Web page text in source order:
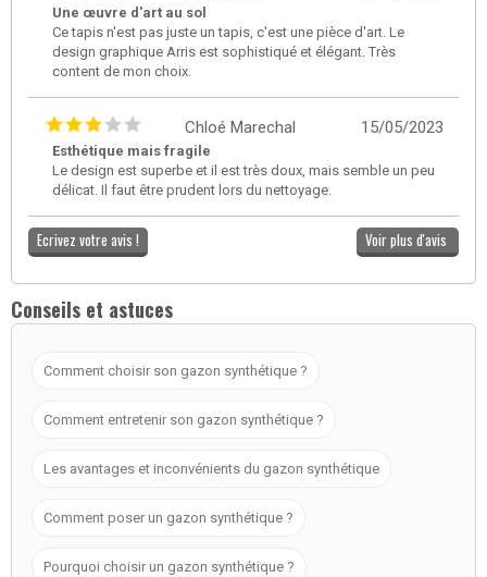
Une œuvre d'art au sol
Ce tapis n'est pas juste un tapis, c'est une pièce d'art. Le
design graphique Arris est sophistiqué et élégant. Très
content de mon choix.
15/05/2023
Chloé Marechal
Esthétique mais fragile
Le design est superbe et il est très doux, mais semble un peu
délicat. Il faut être prudent lors du nettoyage.
Ecrivez votre avis ! Voir plus d'avis
Conseils et astuces
Comment choisir son gazon synthétique ?
Comment entretenir son gazon synthétique ?
Les avantages et inconvénients du gazon synthétique
Comment poser un gazon synthétique ?
Pourquoi choisir un gazon synthétique ?